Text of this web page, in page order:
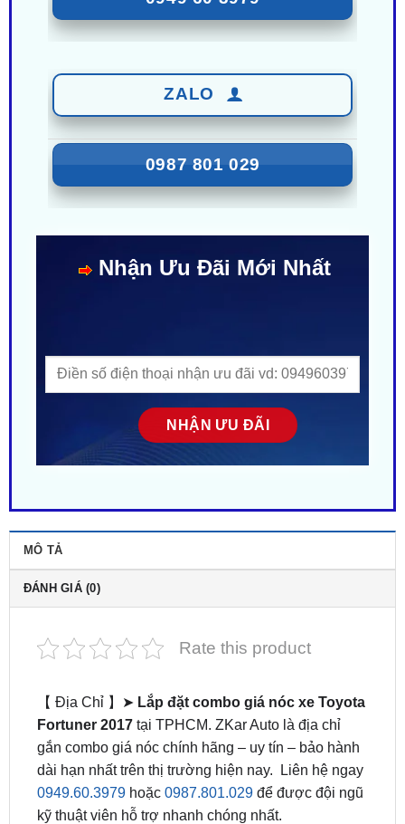
0987 801 029
ĐÁNH GIÁ (0)
【 Địa Chỉ 】➤
Lắp đặt combo giá nóc xe Toyota
gắn combo giá nóc chính hãng – uy tín – bảo hành
dài hạn nhất trên thị trường hiện nay. Liên hệ ngay
0949.60.3979hoặc0987.801.029để được đội ngũ
kỹ thuật viên hỗ trợ nhanh chóng nhất.
Lắp combo giá nóc là lựa chọn tăng tiện ích và